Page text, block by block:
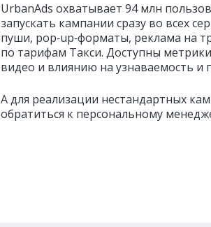
UrbanAds охватывает 94 млн
запускать кампании сразу во всех
пуши, pop‑up‑форматы, реклама на
по тарифам Такси. Доступны
видео и влиянию на узнаваемость и
А для реализации нестандартных
обратиться к персональному